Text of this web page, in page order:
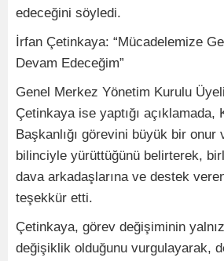
edeceğini söyledi.
İrfan Çetinkaya: “Mücadelemize
Devam Edeceğim”
Genel Merkez Yönetim Kurulu
Çetinkaya ise yaptığı açıklamada,
Başkanlığı görevini büyük bir onur
bilinciyle yürüttüğünü belirterek,
dava arkadaşlarına ve destek
teşekkür etti.
Çetinkaya, görev değişiminin
değişiklik olduğunu vurgulayarak,